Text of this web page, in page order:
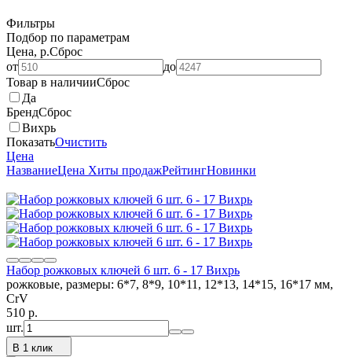
Фильтры
Подбор по параметрам
Цена, р.Сброс
от
до
Товар в наличииСброс
Да
БрендСброс
Вихрь
ПоказатьОчистить
Цена
НазваниеЦена Хиты продажРейтингНовинки
Набор рожковых ключей 6 шт. 6 - 17 Вихрь
рожковые, размеры: 6*7, 8*9, 10*11, 12*13, 14*15, 16*17 мм,
CrV
510 p.
шт.
В 1 клик